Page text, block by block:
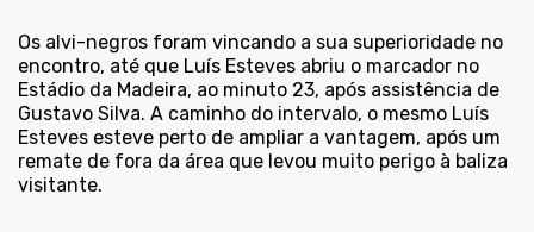
Os alvi-negros foram vincando a sua superioridade no
encontro, até que Luís Esteves abriu o marcador no
Estádio da Madeira, ao minuto 23, após assistência de
Gustavo Silva. A caminho do intervalo, o mesmo Luís
Esteves esteve perto de ampliar a vantagem, após um
remate de fora da área que levou muito perigo à baliza
visitante.